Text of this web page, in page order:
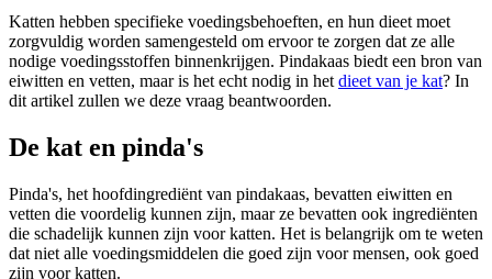
Katten hebben specifieke voedingsbehoeften, en hun dieet moet
zorgvuldig worden samengesteld om ervoor te zorgen dat ze alle
nodige voedingsstoffen binnenkrijgen. Pindakaas biedt een bron van
eiwitten en vetten, maar is het echt nodig in het dieet van je kat? In
dit artikel zullen we deze vraag beantwoorden.
De kat en pinda's
Pinda's, het hoofdingrediënt van pindakaas, bevatten eiwitten en
vetten die voordelig kunnen zijn, maar ze bevatten ook ingrediënten
die schadelijk kunnen zijn voor katten. Het is belangrijk om te weten
dat niet alle voedingsmiddelen die goed zijn voor mensen, ook goed
zijn voor katten.